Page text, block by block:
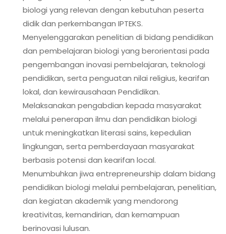
biologi yang relevan dengan kebutuhan peserta
didik dan perkembangan IPTEKS.
Menyelenggarakan penelitian di bidang pendidikan
dan pembelajaran biologi yang berorientasi pada
pengembangan inovasi pembelajaran, teknologi
pendidikan, serta penguatan nilai religius, kearifan
lokal, dan kewirausahaan Pendidikan.
Melaksanakan pengabdian kepada masyarakat
melalui penerapan ilmu dan pendidikan biologi
untuk meningkatkan literasi sains, kepedulian
lingkungan, serta pemberdayaan masyarakat
berbasis potensi dan kearifan local.
Menumbuhkan jiwa entrepreneurship dalam bidang
pendidikan biologi melalui pembelajaran, penelitian,
dan kegiatan akademik yang mendorong
kreativitas, kemandirian, dan kemampuan
berinovasi lulusan.